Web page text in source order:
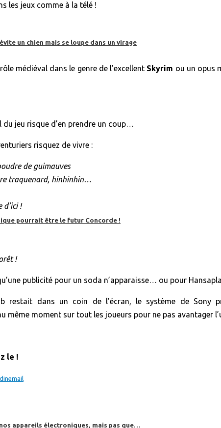
un chien mais se loupe dans un virage
pourrait être le futur Concorde !
appareils électroniques, mais pas que…
les jeux comme à la télé !
médiéval dans le genre de l’excellent Skyrim ou un opus
du jeu risque d’en prendre un coup…
risquez de vivre :
de guimauves
traquenard, hinhinhin…
!
!
publicité pour un soda n’apparaisse… ou pour
restait dans un coin de l’écran, le système de Sony
même moment sur tout les joueurs pour ne pas avantager
le !
email